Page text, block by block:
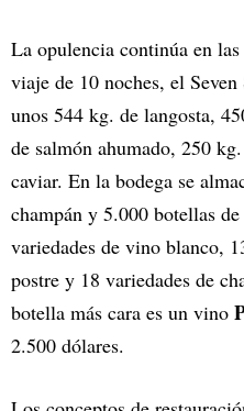
La opulencia continúa en
viaje de 10 noches, el
unos 544 kg. de langosta,
de salmón ahumado, 250
caviar. En la bodega se
champán y 5.000 botellas
variedades de vino blanco,
postre y 18 variedades de
botella más cara es un vino
2.500 dólares.